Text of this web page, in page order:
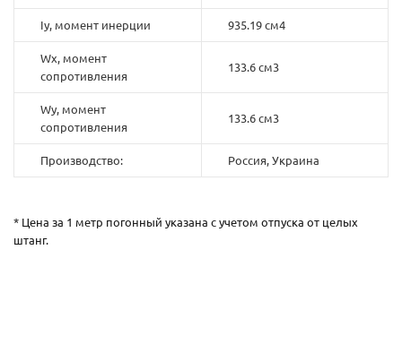
Iy, момент инерции 935.19 см4
Wx, момент
сопротивления
133.6 см3
Wy, момент
сопротивления
133.6 см3
Производство: Россия, Украина
* Цена за 1 метр погонный указана с учетом отпуска от целых
штанг.